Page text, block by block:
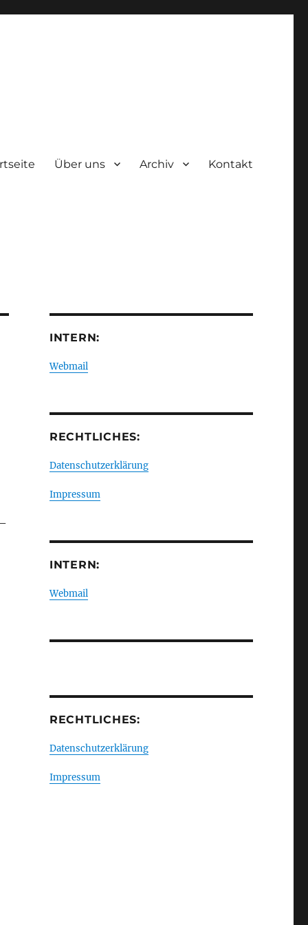
Über uns Archiv Kontakt
INTERN:
Webmail
RECHTLICHES:
Datenschutzerklärung
Impressum
INTERN:
Webmail
RECHTLICHES:
Datenschutzerklärung
Impressum